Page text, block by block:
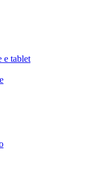
e tablet